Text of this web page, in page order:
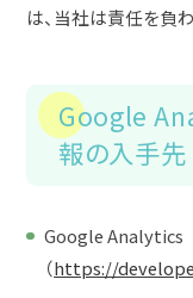
は、当社は責任を負
Google
報の入手先
Google Analytics
（https://